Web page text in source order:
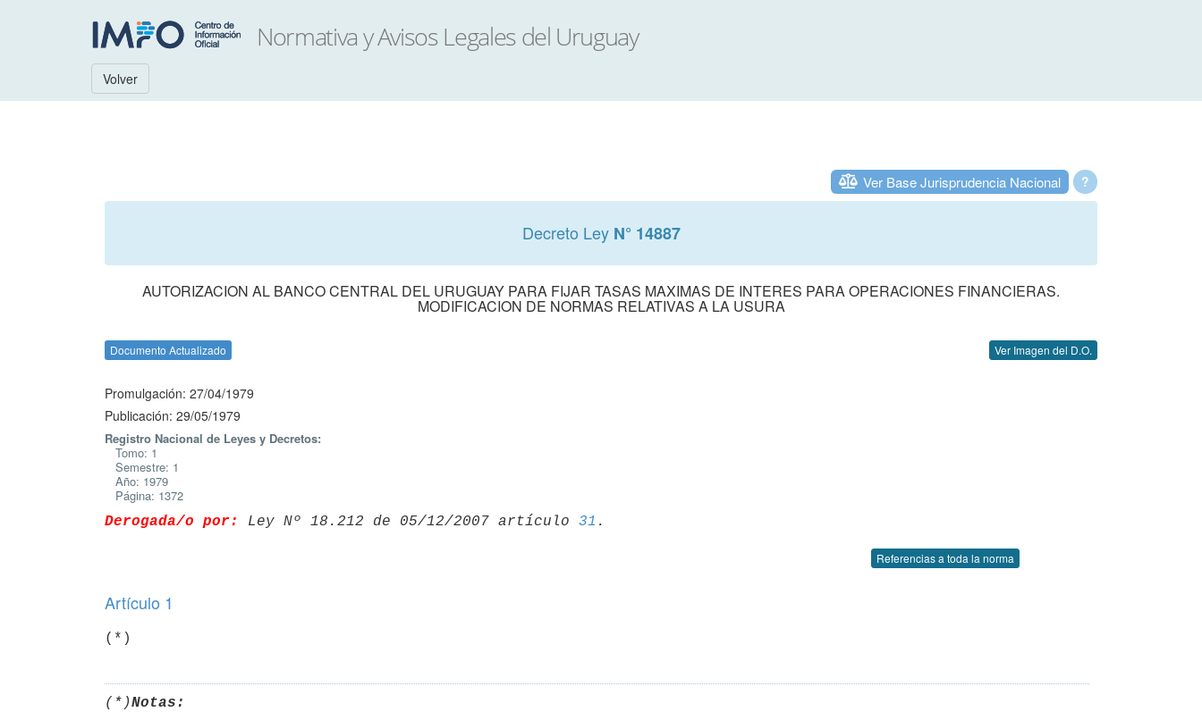
Volver
?
Ver Base Jurisprudencia Nacional
Decreto Ley N° 14887
AUTORIZACION AL BANCO CENTRAL DEL URUGUAY PARA FIJAR TASAS MAXIMAS DE INTERES PARA OPERACIONES FINANCIERAS.
MODIFICACION DE NORMAS RELATIVAS A LA USURA
Documento Actualizado Ver Imagen del D.O.
Promulgación: 27/04/1979
Publicación: 29/05/1979
Registro Nacional de Leyes y Decretos:
Tomo: 1
Semestre: 1
Año: 1979
Página: 1372
Derogada/o por: Ley Nº 18.212 de 05/12/2007 artículo 31
Referencias a toda la norma
Artículo 1
(*)
(*)Notas: